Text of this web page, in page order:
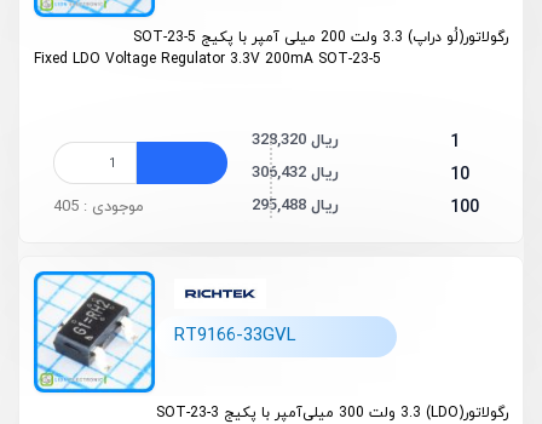
رگولاتور(لُو دراپ) 3.3 ولت 200 میلی آمپر با پکیج SOT-23-5
Fixed LDO Voltage Regulator 3.3V 200mA SOT-23-5
1 328,320 ریال
10 306,432 ریال
100 295,488 ریال موجودی : 405
RT9166-33GVL
رگولاتور(LDO) 3.3 ولت 300 میلی‌آمپر با پکیج SOT-23-3